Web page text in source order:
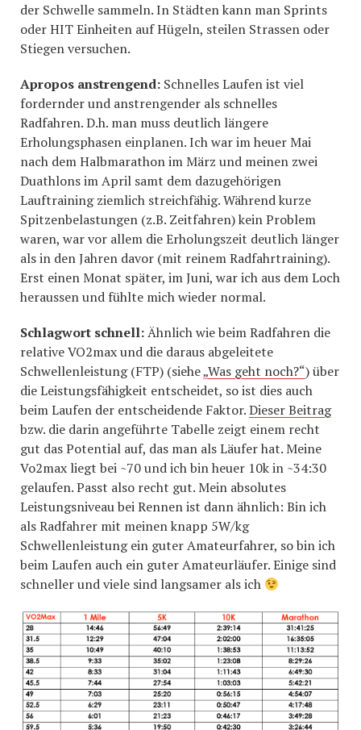
der Schwelle sammeln. In Städten kann man Sprints
oder HIT Einheiten auf Hügeln, steilen Strassen oder
Stiegen versuchen.
Apropos anstrengend: Schnelles Laufen ist viel
fordernder und anstrengender als schnelles
Radfahren. D.h. man muss deutlich längere
Erholungsphasen einplanen. Ich war im heuer Mai
nach dem Halbmarathon im März und meinen zwei
Duathlons im April samt dem dazugehörigen
Lauftraining ziemlich streichfähig. Während kurze
Spitzenbelastungen (z.B. Zeitfahren) kein Problem
waren, war vor allem die Erholungszeit deutlich länger
als in den Jahren davor (mit reinem Radfahrtraining).
Erst einen Monat später, im Juni, war ich aus dem Loch
heraussen und fühlte mich wieder normal.
Schlagwort schnell:Ähnlich wie beim Radfahren die
relative VO2max und die daraus abgeleitete
Schwellenleistung (FTP) (siehe„Was geht noch?“) über
die Leistungsfähigkeit entscheidet, so ist dies auch
beim Laufen der entscheidende Faktor.Dieser Beitrag
bzw. die darin angeführte Tabelle zeigt einem recht
gut das Potential auf, das man als Läufer hat. Meine
Vo2max liegt bei ~70 und ich bin heuer 10k in ~34:30
gelaufen. Passt also recht gut. Mein absolutes
Leistungsniveau bei Rennen ist dann ähnlich: Bin ich
als Radfahrer mit meinen knapp 5W/kg
Schwellenleistung ein guter Amateurfahrer, so bin ich
beim Laufen auch ein guter Amateurläufer. Einige sind
schneller und viele sind langsamer als ich